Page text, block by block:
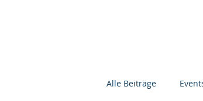
Alle Beiträge